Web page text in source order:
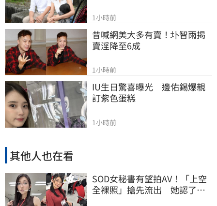
1小時前
昔喊網美大多有賣！圤智雨揭
賣淫降至6成
1小時前
IU生日驚喜曝光　邊佑錫爆親
訂紫色蛋糕
1小時前
其他人也在看
SOD女秘書有望拍AV！「上空
全裸照」搶先流出 她認了：